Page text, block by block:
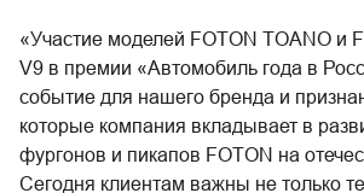
«Участие моделей FOTON TOANO и
V9 в премии «Автомобиль года в
событие для нашего бренда и
которые компания вкладывает в
фургонов и пикапов FOTON на
Сегодня клиентам важны не только